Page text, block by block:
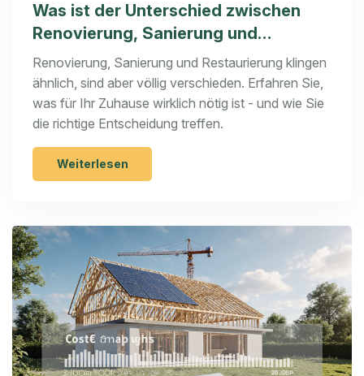
Was ist der Unterschied zwischen
Renovierung, Sanierung und
Restaurierung? - So wissen Sie, was
für Ihr Zuhause nötig ist
Renovierung, Sanierung und Restaurierung klingen
ähnlich, sind aber völlig verschieden. Erfahren Sie,
was für Ihr Zuhause wirklich nötig ist - und wie Sie
die richtige Entscheidung treffen.
Weiterlesen